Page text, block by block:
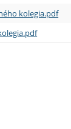
kolegia.pdf